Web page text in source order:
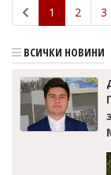
1
2 3
ВСИЧКИ НОВИНИ